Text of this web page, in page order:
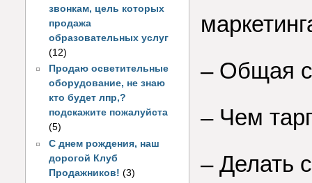
звонкам, цель которых
продажа
образовательных услуг
(12)
Продаю осветительные
оборудование, не знаю
кто будет лпр,?
подскажите пожалуйста
(5)
С днем рождения, наш
дорогой Клуб
Продажников! (3)
– Общая
– Чем
– Делать